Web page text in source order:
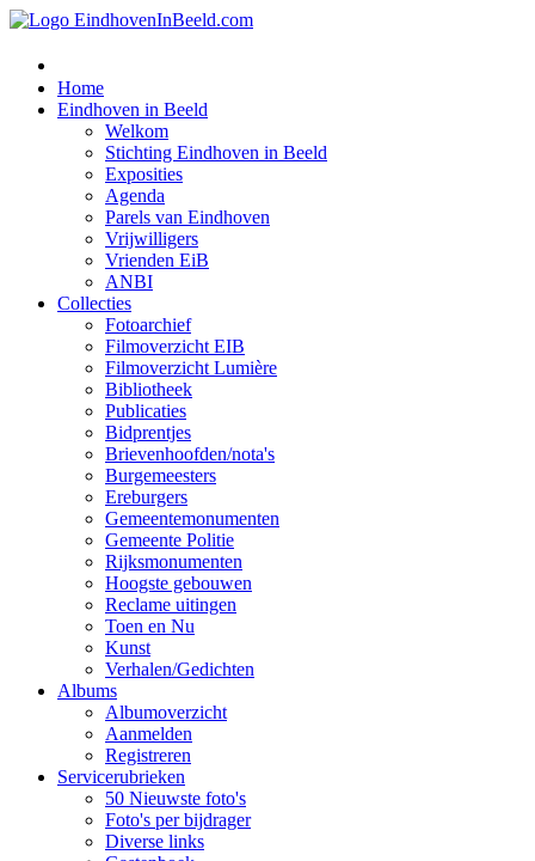
Home
Eindhoven in Beeld
Welkom
Stichting Eindhoven in Beeld
Exposities
Agenda
Parels van Eindhoven
Vrijwilligers
Vrienden EiB
ANBI
Collecties
Fotoarchief
Filmoverzicht EIB
Filmoverzicht Lumière
Bibliotheek
Publicaties
Bidprentjes
Brievenhoofden/nota's
Burgemeesters
Ereburgers
Gemeentemonumenten
Gemeente Politie
Rijksmonumenten
Hoogste gebouwen
Reclame uitingen
Toen en Nu
Kunst
Verhalen/Gedichten
Albums
Albumoverzicht
Aanmelden
Registreren
Servicerubrieken
50 Nieuwste foto's
Foto's per bijdrager
Diverse links